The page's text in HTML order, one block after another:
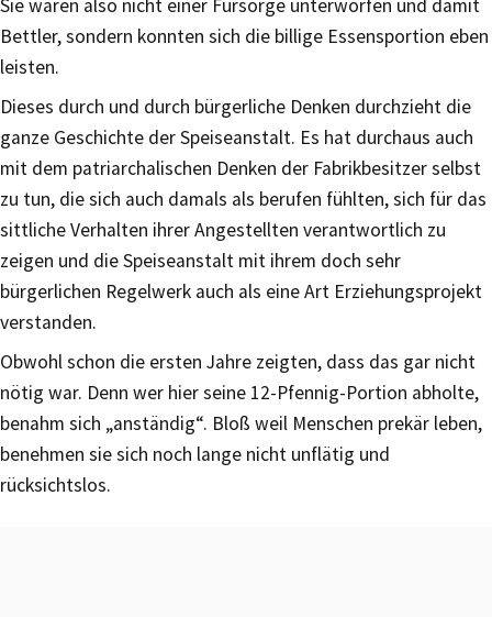
Sie waren also nicht einer Fürsorge unterworfen und damit
Bettler, sondern konnten sich die billige Essensportion eben
leisten.
Dieses durch und durch bürgerliche Denken durchzieht die
ganze Geschichte der Speiseanstalt. Es hat durchaus auch
mit dem patriarchalischen Denken der Fabrikbesitzer selbst
zu tun, die sich auch damals als berufen fühlten, sich für das
sittliche Verhalten ihrer Angestellten verantwortlich zu
zeigen und die Speiseanstalt mit ihrem doch sehr
bürgerlichen Regelwerk auch als eine Art Erziehungsprojekt
verstanden.
Obwohl schon die ersten Jahre zeigten, dass das gar nicht
nötig war. Denn wer hier seine 12-Pfennig-Portion abholte,
benahm sich „anständig“. Bloß weil Menschen prekär leben,
benehmen sie sich noch lange nicht unflätig und
rücksichtslos.